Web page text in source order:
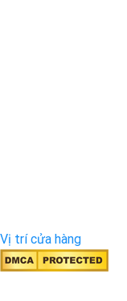
Vị trí cửa hàng